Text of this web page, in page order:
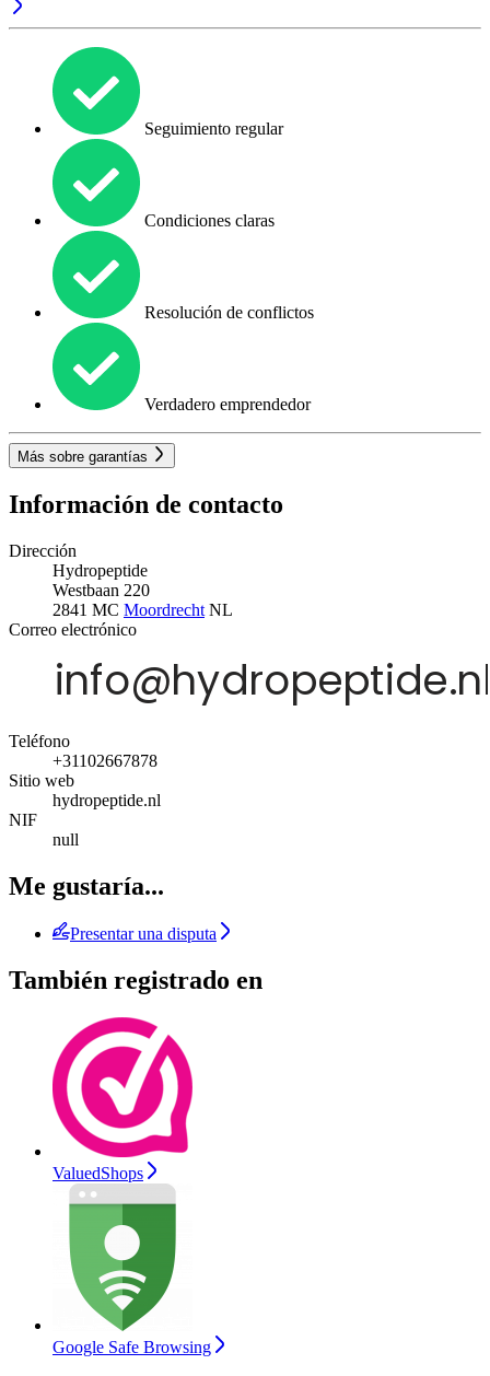
Seguimiento regular
Condiciones claras
Resolución de conflictos
Verdadero emprendedor
Más sobre garantías
Información de contacto
Dirección
Hydropeptide
Westbaan 220
2841 MC Moordrecht NL
Correo electrónico
Teléfono
+31102667878
Sitio web
hydropeptide.nl
NIF
null
Me gustaría...
Presentar una disputa
También registrado en
ValuedShops
Google Safe Browsing